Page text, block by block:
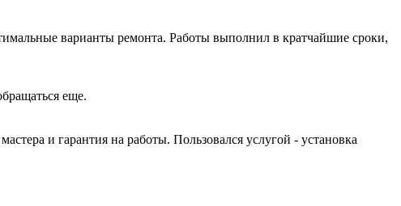
варианты ремонта. Работы выполнил в кратчайшие сроки,
еще.
и гарантия на работы. Пользовался услугой - установка